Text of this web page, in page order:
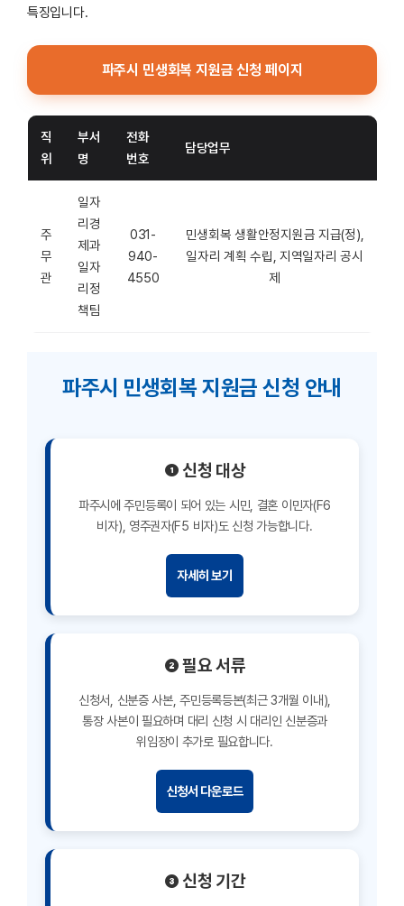
특징입니다.
파주시 민생회복 지원금 신청 페이지
직
위
부서
명
전화
번호
담당업무
주
무
관
일자
리경
제과
일자
리정
책팀
031-
940-
4550
민생회복 생활안정지원금 지급(정),
일자리 계획 수립, 지역일자리 공시
제
파주시 민생회복 지원금 신청 안내
❶ 신청 대상
파주시에 주민등록이 되어 있는 시민, 결혼 이민자(F6
비자), 영주권자(F5 비자)도 신청 가능합니다.
자세히 보기
❷ 필요 서류
신청서, 신분증 사본, 주민등록등본(최근 3개월 이내),
통장 사본이 필요하며 대리 신청 시 대리인 신분증과
위임장이 추가로 필요합니다.
신청서 다운로드
❸ 신청 기간